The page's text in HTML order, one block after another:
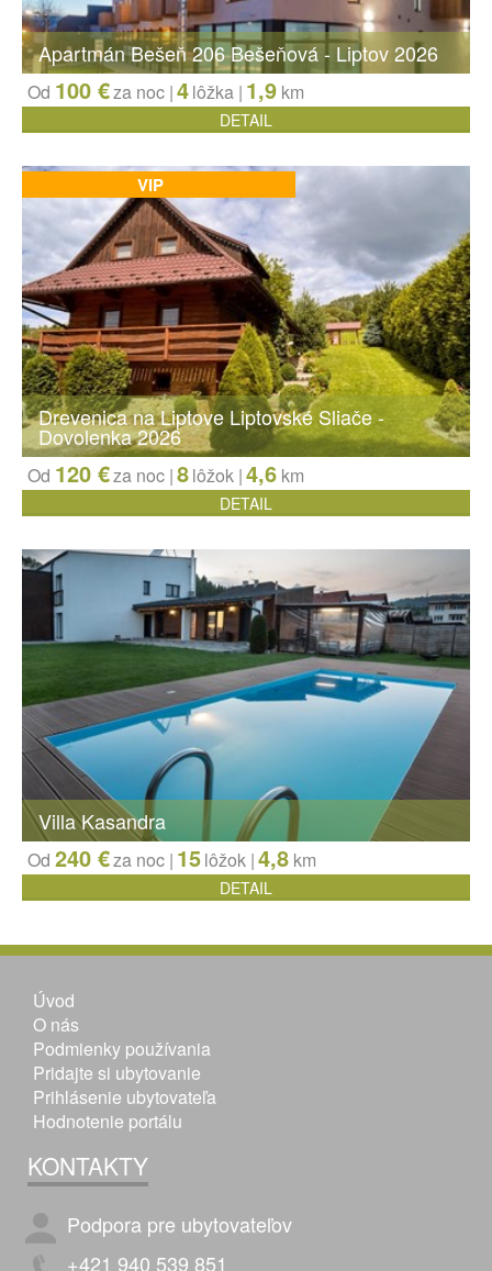
Apartmán Bešeň 206 Bešeňová - Liptov 2026
Od 100 €za noc |4lôžka | 1,9 km
DETAIL
VIP
Drevenica na Liptove Liptovské Sliače -
Dovolenka 2026
Od 120 €za noc |8lôžok |4,6 km
DETAIL
Villa Kasandra
Od 240 €za noc | 15lôžok |4,8 km
DETAIL
Úvod
O nás
Podmienky používania
Pridajte si ubytovanie
Prihlásenie ubytovateľa
Hodnotenie portálu
KONTAKTY
Podpora pre ubytovateľov
+421 940 539 851